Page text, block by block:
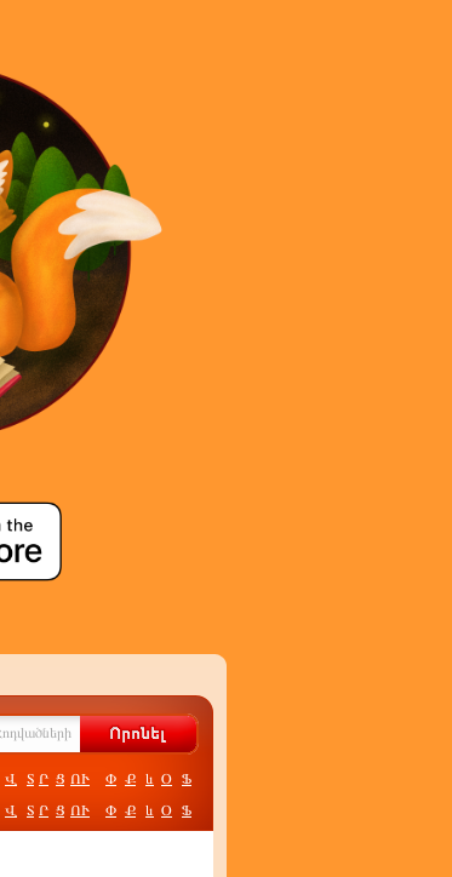
Վ Տ Ր Ց ՈՒ Փ Ք և Օ Ֆ
Վ Տ Ր Ց ՈՒ Փ Ք և Օ Ֆ